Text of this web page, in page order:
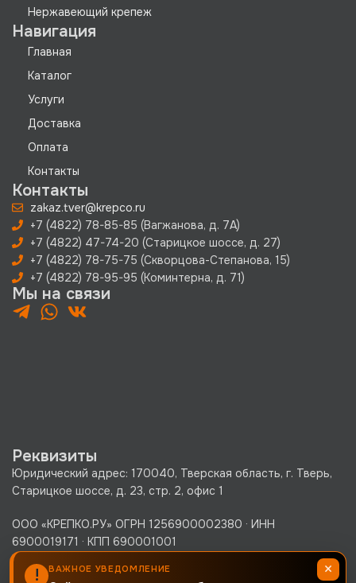
Нержавеющий крепеж
Навигация
Главная
Каталог
Услуги
Доставка
Оплата
Контакты
Контакты
zakaz.tver@krepco.ru
+7 (4822) 78-85-85 (Вагжанова, д. 7А)
+7 (4822) 47-74-20 (Старицкое шоссе, д. 27)
+7 (4822) 78-75-75 (Скворцова-Степанова, 15)
+7 (4822) 78-95-95 (Коминтерна, д. 71)
Мы на связи
Реквизиты
Юридический адрес: 170040, Тверская область, г. Тверь,
Старицкое шоссе, д. 23, стр. 2, офис 1
ООО «КРЕПКО.РУ» ОГРН 1256900002380 · ИНН
6900019171 · КПП 690001001
Политика конфиденциальности
! ВАЖНОЕ УВЕДОМЛЕНИЕ ×